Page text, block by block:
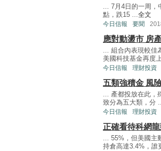
... 7月4日的一周，
點，跌15 ... 全文
今日信報 要聞
應對動盪市 房
... 組合內表現較佳
美國科技基金再度
今日信報 理財投資
五類強積金 風
... 產都投放在此，
致分為五大類，分 ...
今日信報 理財投資
正確看待科網龍
... 55%，但美國主
持倉高達3.4%，誰